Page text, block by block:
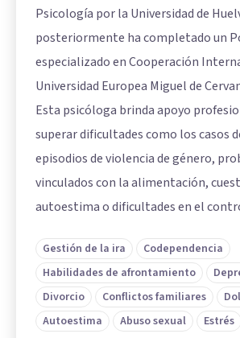
Psicología por la Universidad de
posteriormente ha completado un
especializado en Cooperación
Universidad Europea Miguel de
Esta psicóloga brinda apoyo
superar dificultades como los casos
episodios de violencia de género,
vinculados con la alimentación,
autoestima o dificultades en el
Gestión de la ira
Codependencia
Habilidades de afrontamiento
Divorcio
Conflictos familiares
Autoestima
Abuso sexual Estrés